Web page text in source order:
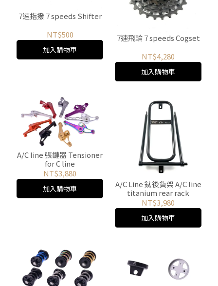
7速指撥 7 speeds Shifter
NT$500
加入購物車
7速飛輪 7 speeds Cogset
NT$4,280
加入購物車
A/C line 張鏈器 Tensioner
for C line
NT$3,880
加入購物車
A/C Line 鈦後貨架 A/C line
titanium rear rack
NT$3,980
加入購物車